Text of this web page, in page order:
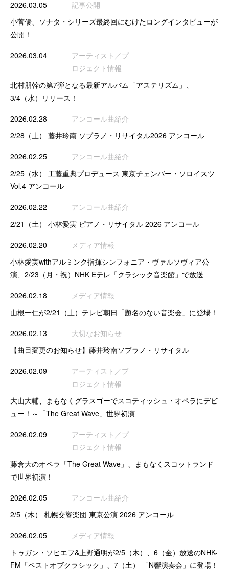
2026.03.05
記事公開
小菅優、ソナタ・シリーズ最終回にむけたロングインタビューが
公開！
2026.03.04
アーティスト／プ
ロジェクト情報
北村朋幹の第7弾となる最新アルバム「アステリズム」、
3/4（水）リリース！
2026.02.28
アンコール曲紹介
2/28（土） 藤井玲南 ソプラノ・リサイタル2026 アンコール
2026.02.25
アンコール曲紹介
2/25（水） 工藤重典プロデュース 東京チェンバー・ソロイスツ
Vol.4 アンコール
2026.02.22
アンコール曲紹介
2/21（土） 小林愛実 ピアノ・リサイタル 2026 アンコール
2026.02.20
メディア情報
小林愛実withアルミンク指揮シンフォニア・ヴァルソヴィア公
演、2/23（月・祝）NHK Eテレ「クラシック音楽館」で放送
2026.02.18
メディア情報
山根一仁が2/21（土）テレビ朝日「題名のない音楽会」に登場！
2026.02.13
大切なお知らせ
【曲目変更のお知らせ】藤井玲南ソプラノ・リサイタル
2026.02.09
アーティスト／プ
ロジェクト情報
大山大輔、まもなくグラスゴーでスコティッシュ・オペラにデビ
ュー！～「The Great Wave」世界初演
2026.02.09
アーティスト／プ
ロジェクト情報
藤倉大のオペラ「The Great Wave」、まもなくスコットランド
で世界初演！
2026.02.05
アンコール曲紹介
2/5（木） 札幌交響楽団 東京公演 2026 アンコール
2026.02.05
メディア情報
トゥガン・ソヒエフ&上野通明が2/5（木）、6（金）放送のNHK-
FM「ベストオブクラシック」、7（土） 「N響演奏会」に登場！